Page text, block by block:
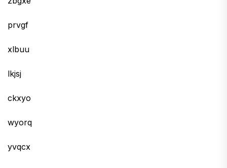
prvgf
xlbuu
lkjsj
ckxyo
wyorq
yvqcx